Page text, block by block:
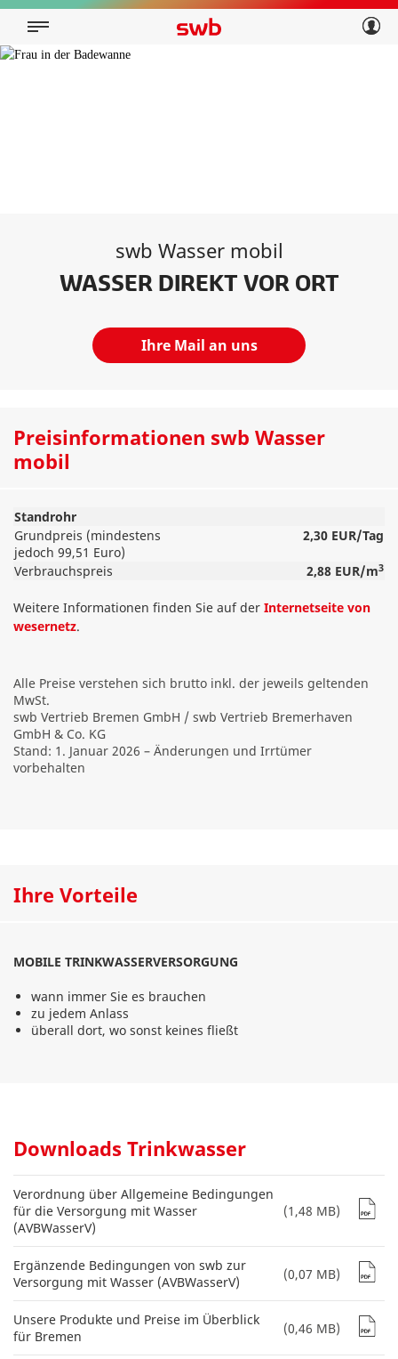
Privatkunden
Geschäftskunden
swb Wasser mobil
WASSER DIREKT VOR ORT
Ihre Mail an uns
Preisinformationen swb Wasser
mobil
Standrohr
Grundpreis (mindestens
jedoch 99,51 Euro)
2,30 EUR/Tag
Verbrauchspreis 2,88 EUR/m3
Weitere Informationen finden Sie auf der Internetseite von
wesernetz.
Alle Preise verstehen sich brutto inkl. der jeweils geltenden
MwSt.
swb Vertrieb Bremen GmbH / swb Vertrieb Bremerhaven
GmbH & Co. KG
Stand: 1. Januar 2026 – Änderungen und Irrtümer
vorbehalten
Ihre Vorteile
MOBILE TRINKWASSERVERSORGUNG
wann immer Sie es brauchen
zu jedem Anlass
überall dort, wo sonst keines fließt
Downloads Trinkwasser
Verordnung über Allgemeine Bedingungen
für die Versorgung mit Wasser
(AVBWasserV)
(1,48 MB)
Ergänzende Bedingungen von swb zur
Versorgung mit Wasser (AVBWasserV)
(0,07 MB)
Unsere Produkte und Preise im Überblick
für Bremen
(0,46 MB)